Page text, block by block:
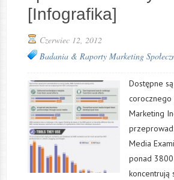
[Infografika]
Czerwiec 12, 2012
Badania & Raporty Marketing
Dostępne
corocznego
Marketing
Media
ponad
koncentrują